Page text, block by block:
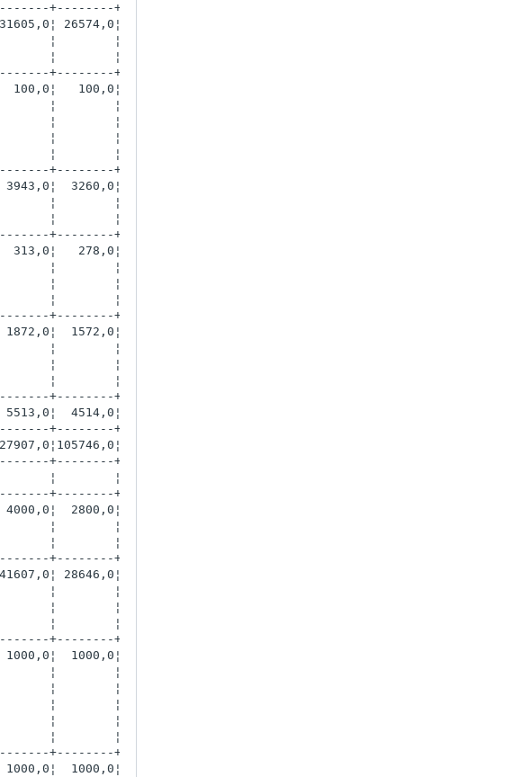
+--------+-------+
26574,0¦22660,0¦
¦        ¦        ¦       ¦
¦        ¦        ¦       ¦
+--------+-------+
100,0¦   100,0¦   50,0¦
¦        ¦        ¦       ¦
¦        ¦        ¦       ¦
¦        ¦       ¦
¦        ¦        ¦       ¦
+--------+-------+
3260,0¦ 2865,0¦
¦        ¦        ¦       ¦
¦        ¦        ¦       ¦
+--------+-------+
313,0¦   278,0¦  236,0¦
¦        ¦        ¦       ¦
¦        ¦        ¦       ¦
¦        ¦       ¦
+--------+-------+
1572,0¦ 1373,0¦
¦        ¦        ¦       ¦
¦        ¦        ¦       ¦
¦        ¦       ¦
+--------+-------+
4514,0¦ 3983,0¦
+--------+-------+
+--------+-------+
¦        ¦       ¦
+--------+-------+
2800,0¦ 1474,0¦
¦        ¦        ¦       ¦
¦        ¦        ¦       ¦
+--------+-------+
28646,0¦30093,0¦
¦        ¦        ¦       ¦
¦        ¦        ¦       ¦
¦        ¦       ¦
+--------+-------+
1000,0¦ 1000,0¦
¦        ¦        ¦       ¦
¦        ¦        ¦       ¦
¦        ¦        ¦       ¦
¦        ¦       ¦
¦        ¦       ¦
+--------+-------+
1000,0¦ 1000,0¦